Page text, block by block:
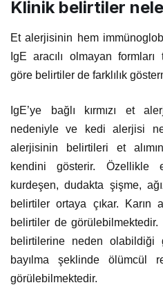
Klinik belirtiler
Et alerjisinin hem
IgE aracılı olmayan formları
göre belirtiler de farklılık
IgE’ye bağlı kırmızı et
nedeniyle ve kedi alerjisi
alerjisinin belirtileri et
kendini gösterir. Özellikle
kurdeşen, dudakta şişme,
belirtiler ortaya çıkar. Karın
belirtiler de
belirtilerine neden
bayılma şeklinde ölümcül
görülebilmektedir.